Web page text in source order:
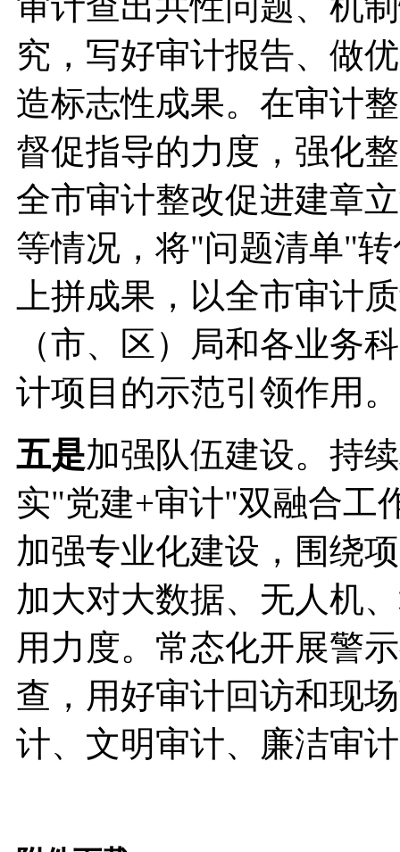
究，写好审计报告、做
造标志性成果。在审计
督促指导的力度，强化
全市审计整改促进建章
等情况，将"问题清单"
上拼成果，以全市审计
（市、区）局和各业务
计项目的示范引领作用。
五是加强队伍建设。持
实"党建+审计"双融合工
加强专业化建设，围绕
加大对大数据、无人机
用力度。常态化开展警
查，用好审计回访和现
计、文明审计、廉洁审